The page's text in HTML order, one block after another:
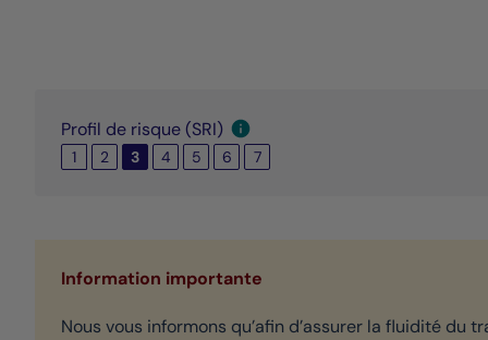
Profil de risque (SRI)
1 2 3 4 5 6 7
Information importante
Nous vous informons qu’afin d’assurer la fluidité